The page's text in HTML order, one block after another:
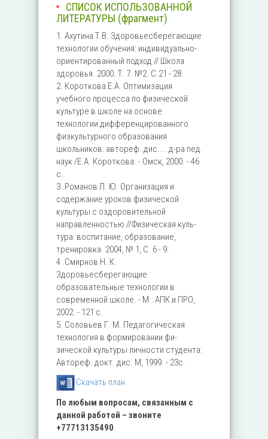
СПИСОК ИСПОЛЬЗОВАННОЙ
ЛИТЕРАТУРЫ (фрагмент)
1. Ахутина Т.В. Здоровьесберегающие
технологии обучения: индивидуально-
ориентированный подход // Школа
здоровья. 2000. Т. 7. №2. С.21 - 28.
2. Короткова Е.А. Оптимизация
учебного процесса по физичес­кой
культуре в школе на основе
технологии дифференцирован­ного
физкультурного образования
школьников: автореф. дис.... д-ра пед.
наук /Е.А. Короткова. - Омск, 2000. - 46
с.
3 .Романов Л. Ю. Организация и
содержание уроков физической
культуры с оздоровительной
направленностью //Физическая куль­
тура: воспитание, образование,
тренировка. 2004, № 1, С. 6 - 9.
4 .Смирнов Н. К.
Здоровьесберегающие
образовательные технологии в
современной школе. - М.: АПК и ПРО,
2002. - 121 с.
5. Соловьев Г. М. Педагогическая
технология в формировании фи­
зической культуры личности студента:
Автореф. докт. дис. М, 1999. - 23с.
Скачать план
По любым вопросам, связанным с
данной работой – звоните
+77713135490